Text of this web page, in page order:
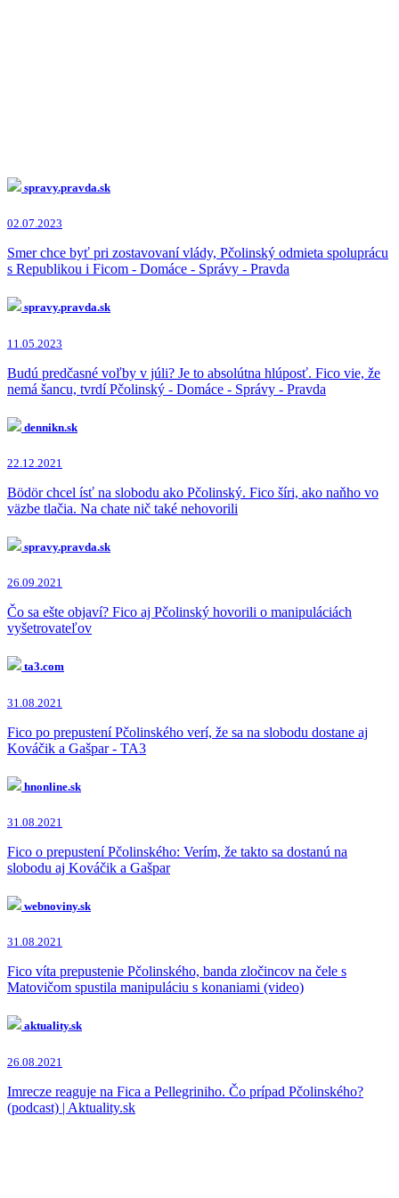
spravy.pravda.sk
02.07.2023
Smer chce byť pri zostavovaní vlády, Pčolinský odmieta spoluprácu
s Republikou i Ficom - Domáce - Správy - Pravda
spravy.pravda.sk
11.05.2023
Budú predčasné voľby v júli? Je to absolútna hlúposť. Fico vie, že
nemá šancu, tvrdí Pčolinský - Domáce - Správy - Pravda
dennikn.sk
22.12.2021
Bödör chcel ísť na slobodu ako Pčolinský. Fico šíri, ako naňho vo
väzbe tlačia. Na chate nič také nehovorili
spravy.pravda.sk
26.09.2021
Čo sa ešte objaví? Fico aj Pčolinský hovorili o manipuláciách
vyšetrovateľov
ta3.com
31.08.2021
Fico po prepustení Pčolinského verí, že sa na slobodu dostane aj
Kováčik a Gašpar - TA3
hnonline.sk
31.08.2021
Fico o prepustení Pčolinského: Verím, že takto sa dostanú na
slobodu aj Kováčik a Gašpar
webnoviny.sk
31.08.2021
Fico víta prepustenie Pčolinského, banda zločincov na čele s
Matovičom spustila manipuláciu s konaniami (video)
aktuality.sk
26.08.2021
Imrecze reaguje na Fica a Pellegriniho. Čo prípad Pčolinského?
(podcast) | Aktuality.sk